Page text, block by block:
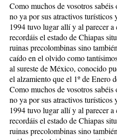
Como muchos de vosotros
no ya por sus atractivos turísticos
1994 tuvo lugar allí y al parecer
recordáis el estado de Chiapas
ruinas precolombinas sino
caído en el olvido como
al sureste de México, conocido
el alzamiento que el 1º de Enero
Como muchos de vosotros
no ya por sus atractivos turísticos
1994 tuvo lugar allí y al parecer
recordáis el estado de Chiapas
ruinas precolombinas sino